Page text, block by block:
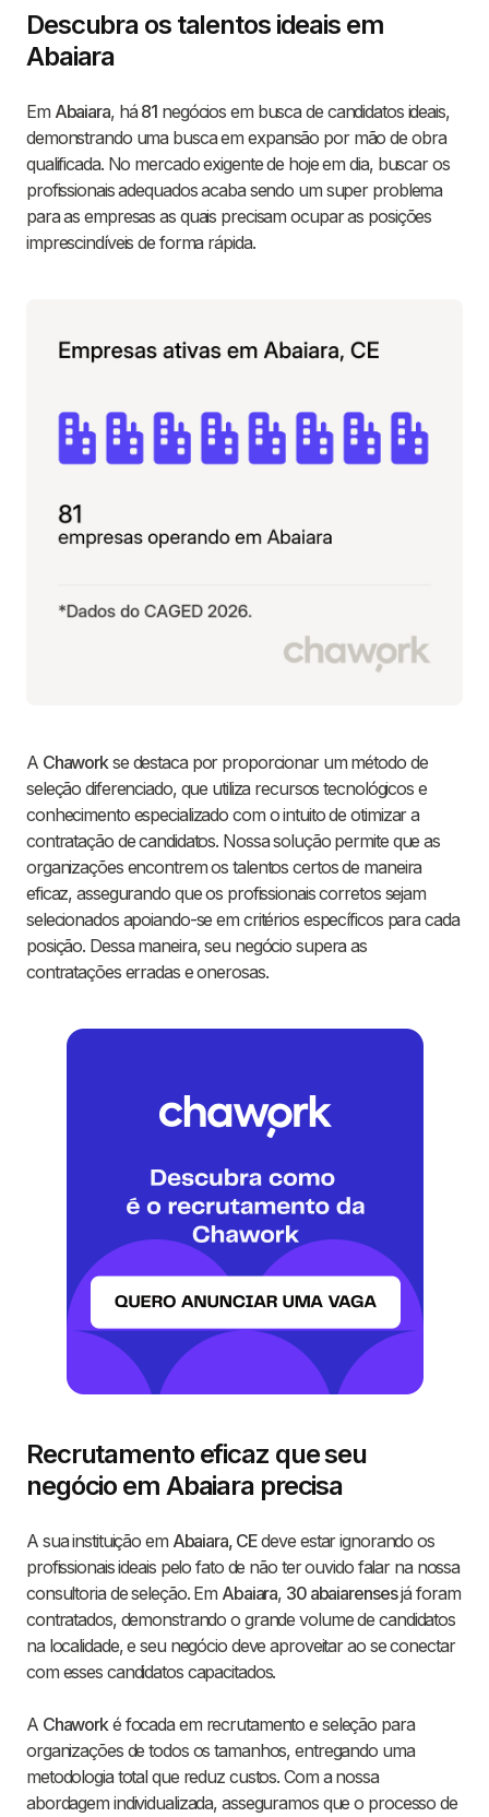
Descubra os talentos ideais em
Abaiara
Em Abaiara, há 81 negócios em busca de candidatos ideais,
demonstrando uma busca em expansão por mão de obra
qualificada. No mercado exigente de hoje em dia, buscar os
profissionais adequados acaba sendo um super problema
para as empresas as quais precisam ocupar as posições
imprescindíveis de forma rápida.
A Chaworkse destaca por proporcionar um método de
seleção diferenciado, que utiliza recursos tecnológicos e
conhecimento especializado com o intuito de otimizar a
contratação de candidatos. Nossa solução permite que as
organizações encontrem os talentos certos de maneira
eficaz, assegurando que os profissionais corretos sejam
selecionados apoiando-se em critérios específicos para cada
posição. Dessa maneira, seu negócio supera as
contratações erradas e onerosas.
Recrutamento eficaz que seu
negócio em Abaiara precisa
A sua instituição em Abaiara, CEdeve estar ignorando os
profissionais ideais pelo fato de não ter ouvido falar na nossa
consultoria de seleção. Em Abaiara, 30 abaiarensesjá foram
contratados, demonstrando o grande volume de candidatos
na localidade, e seu negócio deve aproveitar ao se conectar
com esses candidatos capacitados.
A Chaworké focada em recrutamento e seleção para
organizações de todos os tamanhos, entregando uma
metodologia total que reduz custos. Com a nossa
abordagem individualizada, asseguramos que o processo de